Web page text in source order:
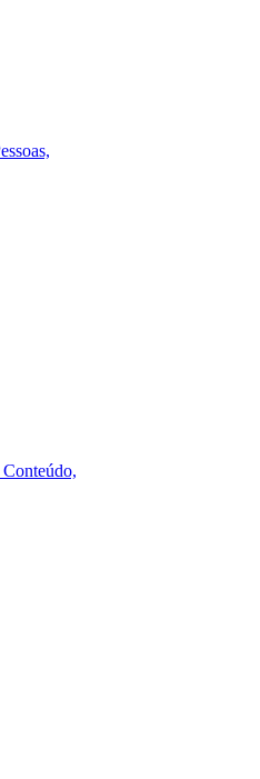
Conteúdo,